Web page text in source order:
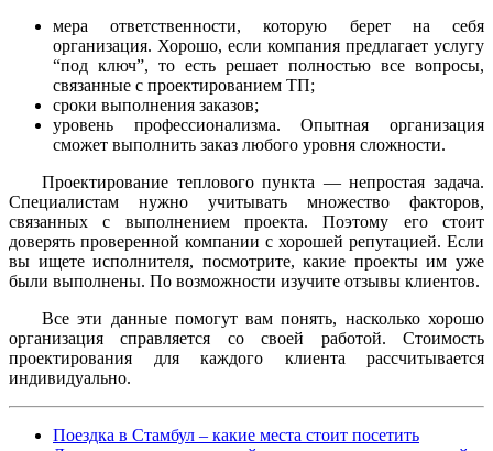
мера ответственности, которую берет на себя
организация. Хорошо, если компания предлагает услугу
“под ключ”, то есть решает полностью все вопросы,
связанные с проектированием ТП;
сроки выполнения заказов;
уровень профессионализма. Опытная организация
сможет выполнить заказ любого уровня сложности.
Проектирование теплового пункта — непростая задача.
Специалистам нужно учитывать множество факторов,
связанных с выполнением проекта. Поэтому его стоит
доверять проверенной компании с хорошей репутацией. Если
вы ищете исполнителя, посмотрите, какие проекты им уже
были выполнены. По возможности изучите отзывы клиентов.
Все эти данные помогут вам понять, насколько хорошо
организация справляется со своей работой. Стоимость
проектирования для каждого клиента рассчитывается
индивидуально.
Поездка в Стамбул – какие места стоит посетить